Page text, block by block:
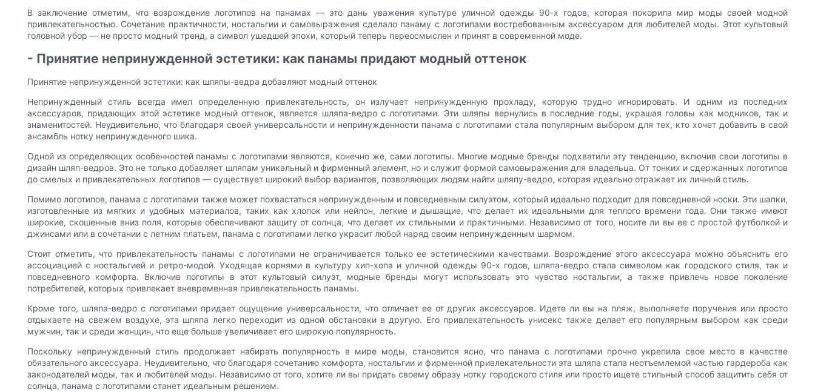
В заключение отметим, что возрождение логотипов на панамах — это дань уважения культуре уличной одежды 90-х годов, которая покорила мир моды своей модной
привлекательностью. Сочетание практичности, ностальгии и самовыражения сделало панаму с логотипами востребованным аксессуаром для любителей моды. Этот культовый
головной убор — не просто модный тренд, а символ ушедшей эпохи, который теперь переосмыслен и принят в современной моде.
- Принятие непринужденной эстетики: как панамы придают модный оттенок
Принятие непринужденной эстетики: как шляпы-ведра добавляют модный оттенок
Непринужденный стиль всегда имел определенную привлекательность, он излучает непринужденную прохладу, которую трудно игнорировать. И одним из последних
аксессуаров, придающих этой эстетике модный оттенок, является шляпа-ведро с логотипами. Эти шляпы вернулись в последние годы, украшая головы как модников, так и
знаменитостей. Неудивительно, что благодаря своей универсальности и непринужденности панама с логотипами стала популярным выбором для тех, кто хочет добавить в свой
ансамбль нотку непринужденного шика.
Одной из определяющих особенностей панамы с логотипами являются, конечно же, сами логотипы. Многие модные бренды подхватили эту тенденцию, включив свои логотипы в
дизайн шляп-ведров. Это не только добавляет шляпам уникальный и фирменный элемент, но и служит формой самовыражения для владельца. От тонких и сдержанных логотипов
до смелых и привлекательных логотипов — существует широкий выбор вариантов, позволяющих людям найти шляпу-ведро, которая идеально отражает их личный стиль.
Помимо логотипов, панама с логотипами также может похвастаться непринужденным и повседневным силуэтом, который идеально подходит для повседневной носки. Эти шапки,
изготовленные из мягких и удобных материалов, таких как хлопок или нейлон, легкие и дышащие, что делает их идеальными для теплого времени года. Они также имеют
широкие, скошенные вниз поля, которые обеспечивают защиту от солнца, что делает их стильными и практичными. Независимо от того, носите ли вы ее с простой футболкой и
джинсами или в сочетании с летним платьем, панама с логотипами легко украсит любой наряд своим непринужденным шармом.
Стоит отметить, что привлекательность панамы с логотипами не ограничивается только ее эстетическими качествами. Возрождение этого аксессуара можно объяснить его
ассоциацией с ностальгией и ретро-модой. Уходящая корнями в культуру хип-хопа и уличной одежды 90-х годов, шляпа-ведро стала символом как городского стиля, так и
повседневного комфорта. Включив логотипы в этот культовый силуэт, модные бренды могут использовать это чувство ностальгии, а также привлечь новое поколение
потребителей, которых привлекает вневременная привлекательность панамы.
Кроме того, шляпа-ведро с логотипами придает ощущение универсальности, что отличает ее от других аксессуаров. Идете ли вы на пляж, выполняете поручения или просто
отдыхаете на свежем воздухе, эта шляпа легко переходит из одной обстановки в другую. Его привлекательность унисекс также делает его популярным выбором как среди
мужчин, так и среди женщин, что еще больше увеличивает его широкую популярность.
Поскольку непринужденный стиль продолжает набирать популярность в мире моды, становится ясно, что панама с логотипами прочно укрепила свое место в качестве
обязательного аксессуара. Неудивительно, что благодаря сочетанию комфорта, ностальгии и фирменной привлекательности эта шляпа стала неотъемлемой частью гардероба как
законодателей моды, так и любителей моды. Независимо от того, хотите ли вы придать своему образу нотку городского стиля или просто ищете стильный способ защитить себя от
солнца, панама с логотипами станет идеальным решением.